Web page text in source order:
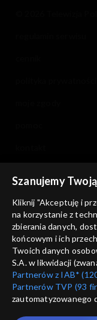
informacje o
Szanujemy
Kliknij "Akceptuję i
na korzystanie z
zbierania danych,
końcowym i ich
Twoich danych
S.A. w likwidacji
Partnerów z IAB*
Partnerów TVP (93
zautomatyzowanego